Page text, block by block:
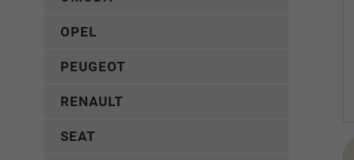
OPEL
PEUGEOT
RENAULT
SEAT